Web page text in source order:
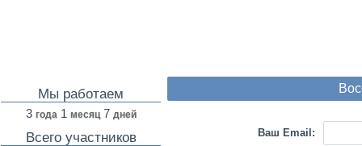
Мы работаем
3 года 1 месяц7 дней
Всего участников Ваш Email: